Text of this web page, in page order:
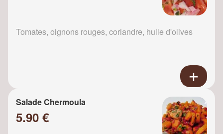
Tomates, oignons rouges, coriandre, huile d'olives
Salade Chermoula
5.90 €